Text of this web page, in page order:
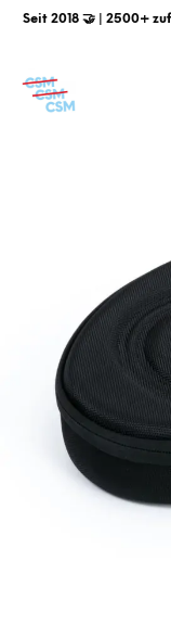
Seit 2018 🤝 | 2500+